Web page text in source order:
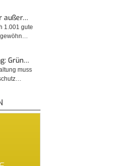
außer…
1.001 gute
Grün…
muss